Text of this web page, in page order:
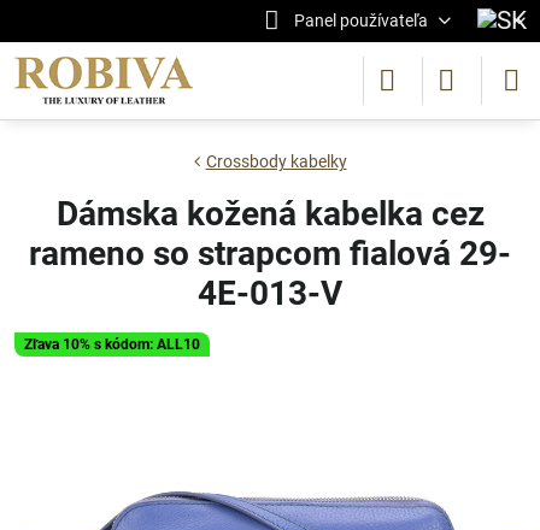
Panel používateľa
Zľava 10% s kódom: ALL10
Crossbody kabelky
Dámska kožená kabelka cez
rameno so strapcom fialová 29-
4E-013-V